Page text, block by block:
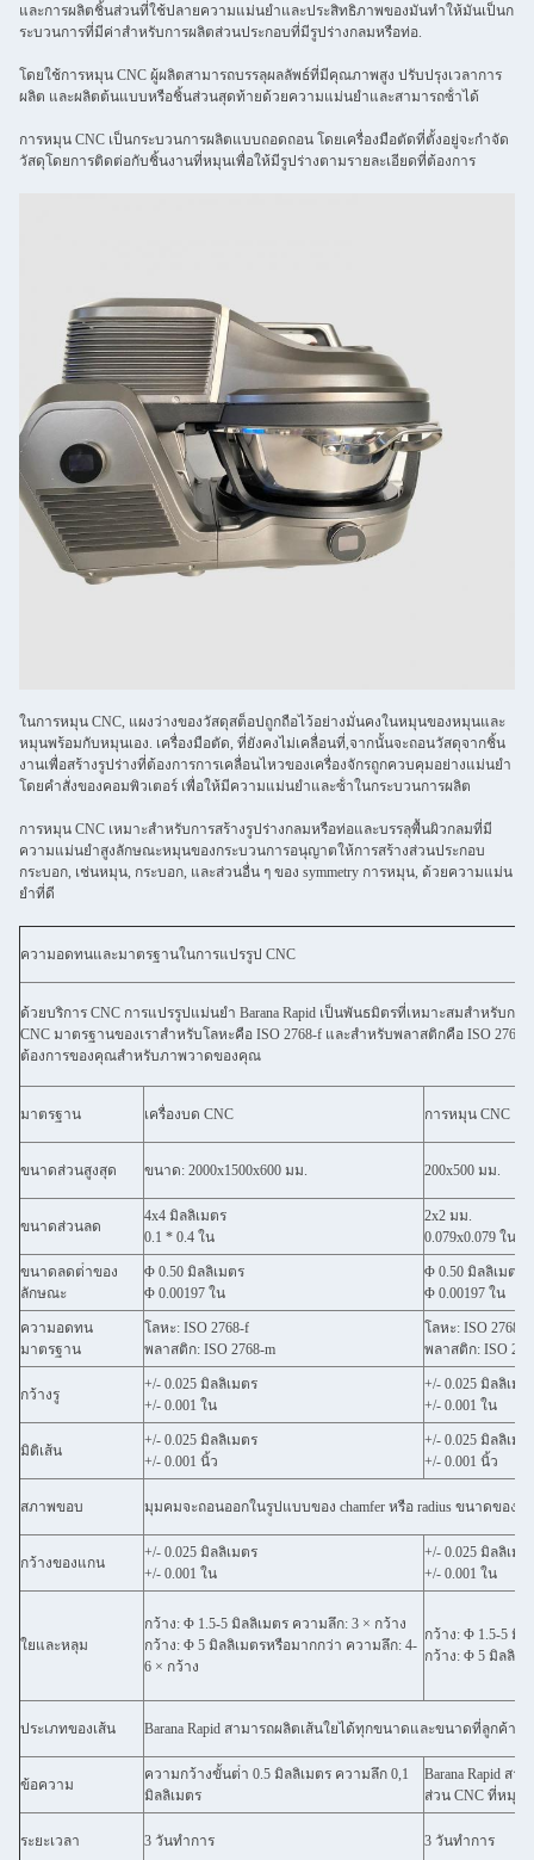
และการผลิตชิ้นส่วนที่ใช้ปลายความแม่นยําและประสิทธิภาพของมันทําให้มันเป็นก
ระบวนการที่มีค่าสําหรับการผลิตส่วนประกอบที่มีรูปร่างกลมหรือท่อ.
โดยใช้การหมุน CNC ผู้ผลิตสามารถบรรลุผลลัพธ์ที่มีคุณภาพสูง ปรับปรุงเวลาการ
ผลิต และผลิตต้นแบบหรือชิ้นส่วนสุดท้ายด้วยความแม่นยําและสามารถซ้ําได้
การหมุน CNC เป็นกระบวนการผลิตแบบถอดถอน โดยเครื่องมือตัดที่ตั้งอยู่จะกําจัด
วัสดุโดยการติดต่อกับชิ้นงานที่หมุนเพื่อให้มีรูปร่างตามรายละเอียดที่ต้องการ
ในการหมุน CNC, แผงว่างของวัสดุสต็อปถูกถือไว้อย่างมั่นคงในหมุนของหมุนและ
หมุนพร้อมกับหมุนเอง. เครื่องมือตัด, ที่ยังคงไม่เคลื่อนที่,จากนั้นจะถอนวัสดุจากชิ้น
งานเพื่อสร้างรูปร่างที่ต้องการการเคลื่อนไหวของเครื่องจักรถูกควบคุมอย่างแม่นยํา
โดยคําสั่งของคอมพิวเตอร์ เพื่อให้มีความแม่นยําและซ้ําในกระบวนการผลิต
การหมุน CNC เหมาะสําหรับการสร้างรูปร่างกลมหรือท่อและบรรลุพื้นผิวกลมที่มี
ความแม่นยําสูงลักษณะหมุนของกระบวนการอนุญาตให้การสร้างส่วนประกอบ
กระบอก, เช่นหมุน, กระบอก, และส่วนอื่น ๆ ของ symmetry การหมุน, ด้วยความแม่น
ยําที่ดี
ความอดทนและมาตรฐานในการแปรรูป CNC
ด้วยบริการ CNC การแปรรูปแม่นยํา Barana Rapid เป็นพันธมิตรที่เหมาะสมสําหรั
CNC มาตรฐานของเราสําหรับโลหะคือ ISO 2768-f และสําหรับพลาสติกคือ ISO
ต้องการของคุณสําหรับภาพวาดของคุณ
มาตรฐาน เครื่องบด CNC การหมุน CNC
ขนาดส่วนสูงสุด ขนาด: 2000x1500x600 มม. 200x500 มม.
ขนาดส่วนลด
4x4 มิลลิเมตร
0.1 * 0.4 ใน
2x2 มม.
0.079x0.079 ใน
ขนาดลดต่ําของ
ลักษณะ
Φ 0.50 มิลลิเมตร
Φ 0.00197 ใน
Φ 0.50 มิลลิเมตร
Φ 0.00197 ใน
ความอดทน
มาตรฐาน
โลหะ: ISO 2768-f
พลาสติก: ISO 2768-m
โลหะ: ISO 2768-f
พลาสติก: ISO
กว้างรู
+/- 0.025 มิลลิเมตร
+/- 0.001 ใน
+/- 0.025 มิลลิเมต
+/- 0.001 ใน
มิติเส้น
+/- 0.025 มิลลิเมตร
+/- 0.001 นิ้ว
+/- 0.025 มิลลิเมต
+/- 0.001 นิ้ว
สภาพขอบ มุมคมจะถอนออกในรูปแบบของ chamfer หรือ radius ขนาดของ
กว้างของแกน
+/- 0.025 มิลลิเมตร
+/- 0.001 ใน
+/- 0.025 มิลลิเมต
+/- 0.001 ใน
ใยและหลุม
กว้าง: Φ 1.5-5 มิลลิเมตร ความลึก: 3 × กว้าง
กว้าง: Φ 5 มิลลิเมตรหรือมากกว่า ความลึก: 4-
6 × กว้าง
กว้าง: Φ 1.5-5 มิ
กว้าง: Φ 5 มิลลิเ
ประเภทของเส้น Barana Rapid สามารถผลิตเส้นใยได้ทุกขนาดและขนาดที่ลูกค้าต้
ข้อความ
ความกว้างขั้นต่ํา 0.5 มิลลิเมตร ความลึก 0,1
มิลลิเมตร
Barana Rapid ส
ส่วน CNC ที่หมุน
ระยะเวลา 3 วันทําการ 3 วันทําการ